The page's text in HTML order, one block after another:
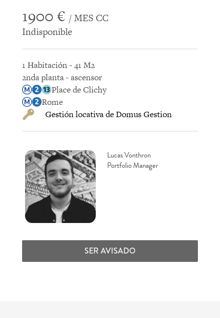
1900 € / MES CC
Indisponible
1 Habitación - 41 M2
2nda planta - ascensor
Place de Clichy
Rome
Gestión locativa de Domus Gestion
Lucas Vonthron
Portfolio Manager
SER AVISADO